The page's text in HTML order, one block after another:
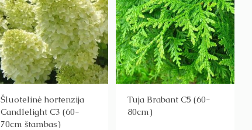
Šluotelinė hortenzija
Candlelight C3 (60-
70cm štambas)
Tuja Brabant C5 (60-
80cm)